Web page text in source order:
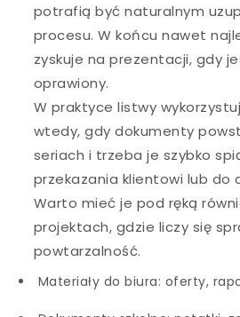
potrafią być naturalnym
procesu. W końcu nawet
zyskuje na prezentacji, gdy
oprawiony.
W praktyce listwy
wtedy, gdy dokumenty
seriach i trzeba je szybko
przekazania klientowi lub do
Warto mieć je pod ręką
projektach, gdzie liczy się
powtarzalność.
Materiały do biura: oferty,